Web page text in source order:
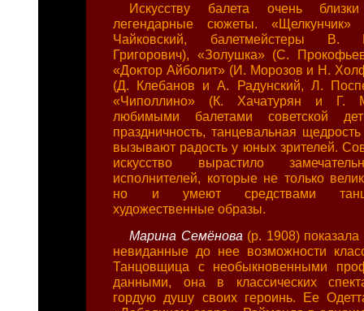
Искусству балета очень
легендарные сюжеты. «Щелкунчик»
Чайковский, балетмейстеры
Григорович), «Золушка» (С.
«Доктор Айболит» (И. Морозов и Н.
(Д. Клебанов и А. Радунский, Л.
«Чиполлино» (К. Хачатурян и Г.
любимыми балетами советской
праздничность, танцевальная щедрость
вызывают радость у юных зрителей.
искусство вырастило
исполнителей, которые не только
но и умеют средствами
художественные образы.
Марина Семёнова (р. 1908)
невиданные до нее возможности
Танцовщица с необыкновенными
данными, она в классических
гордую душу своих героинь. Ее